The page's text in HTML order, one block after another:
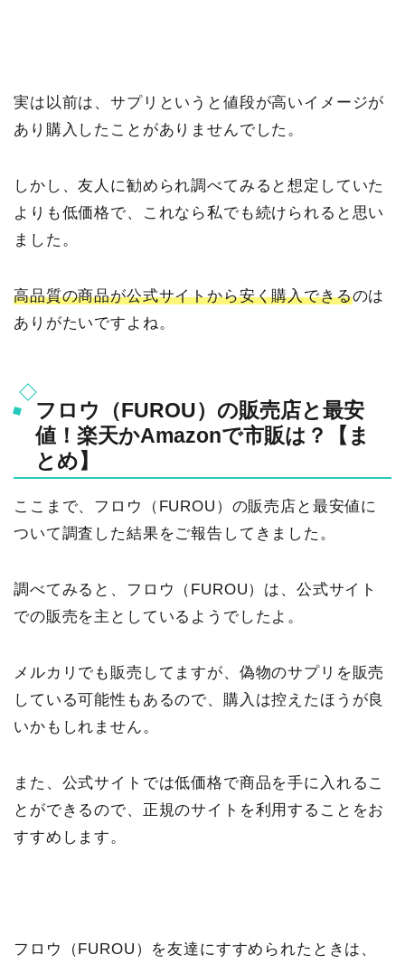
実は以前は、サプリというと値段が高いイメージが
あり購入したことがありませんでした。
しかし、友人に勧められ調べてみると想定していた
よりも低価格で、これなら私でも続けられると思い
ました。
高品質の商品が公式サイトから安く購入できるのは
ありがたいですよね。
フロウ（FUROU）の販売店と最安
値！楽天かAmazonで市販は？【ま
とめ】
ここまで、フロウ（FUROU）の販売店と最安値に
ついて調査した結果をご報告してきました。
調べてみると、フロウ（FUROU）は、公式サイト
での販売を主としているようでしたよ。
メルカリでも販売してますが、偽物のサプリを販売
している可能性もあるので、購入は控えたほうが良
いかもしれません。
また、公式サイトでは低価格で商品を手に入れるこ
とができるので、正規のサイトを利用することをお
すすめします。
フロウ（FUROU）を友達にすすめられたときは、